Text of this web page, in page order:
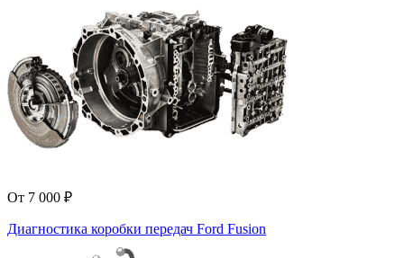
От 7 000 ₽
Диагностика коробки передач Ford Fusion